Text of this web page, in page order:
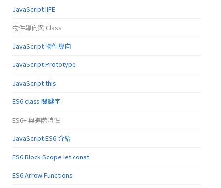
JavaScript IIFE
物件導向與 Class
JavaScript 物件導向
JavaScript Prototype
JavaScript this
ES6 class 關鍵字
ES6+ 與進階特性
JavaScript ES6 介紹
ES6 Block Scope let const
ES6 Arrow Functions